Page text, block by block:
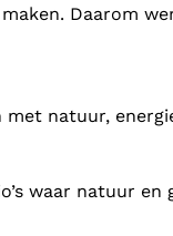
Daarom
natuur,
waar natuur